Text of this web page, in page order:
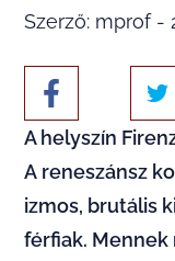
Szerző: mprof -
A helyszín
A reneszánsz
izmos, brutális
férfiak.